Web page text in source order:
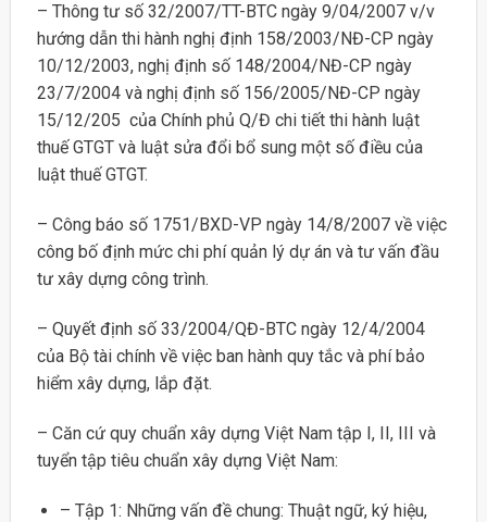
– Thông tư­ số 32/2007/TT-BTC ngày 9/04/2007 v/v
hư­ớng dẫn thi hành nghị định 158/2003/NĐ-CP ngày
10/12/2003, nghị định số 148/2004/NĐ-CP ngày
23/7/2004 và nghị định số 156/2005/NĐ-CP ngày
15/12/205 của Chính phủ Q/Đ chi tiết thi hành luật
thuế GTGT và luật sửa đổi bổ sung một số điều của
luật thuế GTGT.
– Công báo số 1751/BXD-VP ngày 14/8/2007 về việc
công bố định mức chi phí quản lý dự án và tư vấn đầu
tư xây dựng công trình.
– Quyết định số 33/2004/QĐ-BTC ngày 12/4/2004
của Bộ tài chính về việc ban hành quy tắc và phí bảo
hiểm xây dựng, lắp đặt.
– Căn cứ quy chuẩn xây dựng Việt Nam tập I, II, III và
tuyển tập tiêu chuẩn xây dựng Việt Nam:
– Tập 1: Những vấn đề chung: Thuật ngữ, ký hiệu,